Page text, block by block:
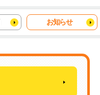
お知らせ